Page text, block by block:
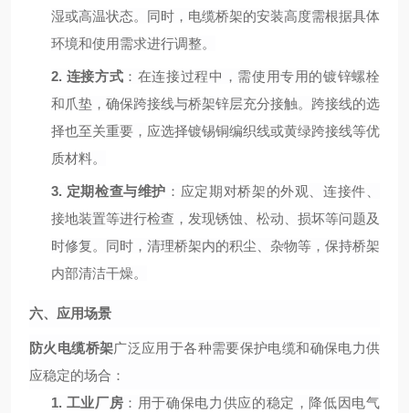
湿或高温状态。同时，电缆桥架的安装高度需根据具体
环境和使用需求进行调整。
2. 连接方式 ：在连接过程中，需使用专用的镀锌螺栓
和爪垫，确保跨接线与桥架锌层充分接触。跨接线的选
择也至关重要，应选择镀锡铜编织线或黄绿跨接线等优
质材料。
3. 定期检查与维护 ：应定期对桥架的外观、连接件、
接地装置等进行检查，发现锈蚀、松动、损坏等问题及
时修复。同时，清理桥架内的积尘、杂物等，保持桥架
内部清洁干燥。
六、应用场景
防火电缆桥架广泛应用于各种需要保护电缆和确保电力供
应稳定的场合：
1. 工业厂房 ：用于确保电力供应的稳定，降低因电气